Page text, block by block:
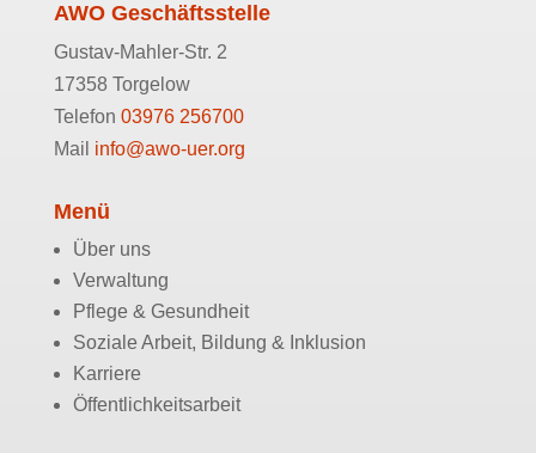
AWO Geschäftsstelle
Gustav-Mahler-Str. 2
17358 Torgelow
Telefon 03976 256700
Mail info@awo-uer.org
Menü
Über uns
Verwaltung
Pflege & Gesundheit
Soziale Arbeit, Bildung & Inklusion
Karriere
Öffentlichkeitsarbeit